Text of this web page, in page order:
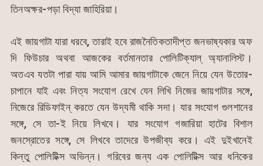
তিনঅক্ষর-পড়া বিদ্যা জাহিরিয়া।
এই জায়গাটা যারা ধরবে, তারাই হবে রাজনৈতিকতাদীপ্ত জনভাষ্যকার অফ
দি ফিউচার অথবা আজকের বর্তমানতার পোলিটিক্যাল্ অ্যানালিস্ট।
অতএব যতটা পারা যায় আমি আমার জায়গাটাকে জেনে নিয়ে যেন উতোর-
চাপানে যাই এবং নিত্য সংযোগ রেখে যেন লিখি নিজের জায়গাটার সঙ্গে,
নিজেরে রিডিফাইন্ করতে যেন উদ্যমী থাকি সদা। যার সংযোগ গুলশানের
সঙ্গে, সে তা-ই নিয়ে লিখবে। যার সংযোগ গজারিয়া হাটের বিশাল
জনস্রোতের সঙ্গে, সে লিখবে তাদেরে উপজীব্য করে। এই দুইখানেই
কিন্তু পোলিটিক্স অভিন্ন। গরিবের জন্য এক পোলিটিক্স আর ধনিকের